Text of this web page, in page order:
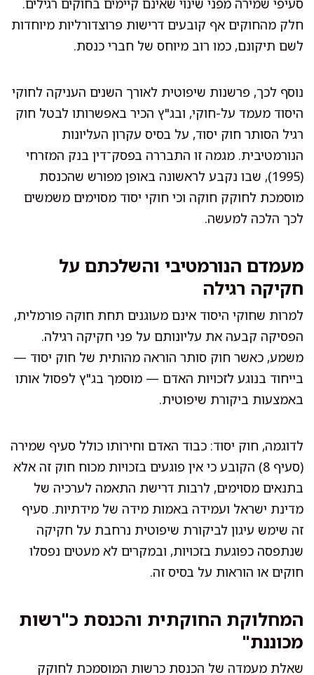
סעיפי שמירה מפני שינוי שאינם קיימים בחוקים רגילים.
חלק מהחוקים אף קובעים דרישות פרוצדורליות מיוחדות
לשם תיקונם, כמו רוב מיוחס של חברי כנסת.
נוסף לכך, פרשנות שיפוטית לאורך השנים העניקה לחוקי
היסוד מעמד על-חוקי, ובג"ץ הכיר באפשרותו לבטל חוק
רגיל הסותר חוק יסוד, על בסיס עקרון העליונות
הנורמטיבית. מגמה זו התבררה בפסק־דין בנק המזרחי
(1995), שבו נקבע לראשונה באופן מפורש שהכנסת
מוסמכת לחוקק חוקה וכי חוקי יסוד מסוימים משמשים
לכך הלכה למעשה.
מעמדם הנורמטיבי והשלכתם על
חקיקה רגילה
למרות שחוקי היסוד אינם מעוגנים תחת חוקה פורמלית,
הפסיקה קבעה את עליונותם על פני חקיקה רגילה.
משמע, כאשר חוק סותר הוראה מהותית של חוק יסוד —
בייחוד בנוגע לזכויות האדם — מוסמך בג"ץ לפסול אותו
באמצעות ביקורת שיפוטית.
לדוגמה, חוק יסוד: כבוד האדם וחירותו כולל סעיף שמירה
(סעיף 8) הקובע כי אין פוגעים בזכויות מכוח חוק זה אלא
בתנאים מסוימים, לרבות דרישת התאמה לערכיה של
מדינת ישראל ועמידה באמות מידה של מידתיות. סעיף
זה שימש עיגון לביקורת שיפוטית נרחבת על חקיקה
שנתפסה כפוגעת בזכויות, ובמקרים לא מעטים נפסלו
חוקים או הוראות על בסיס זה.
המחלוקת החוקתית והכנסת כ"רשות
מכוננת"
שאלת מעמדה של הכנסת כרשות המוסמכת לחוקק